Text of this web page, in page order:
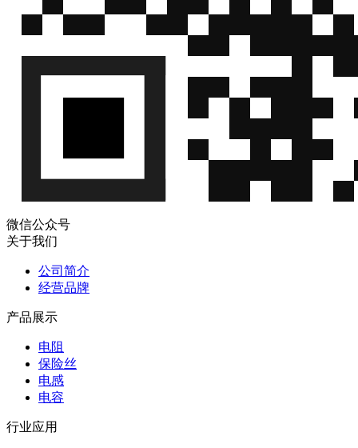
微信公众号
关于我们
公司简介
经营品牌
产品展示
电阻
保险丝
电感
电容
行业应用